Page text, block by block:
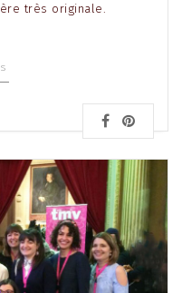
très originale.